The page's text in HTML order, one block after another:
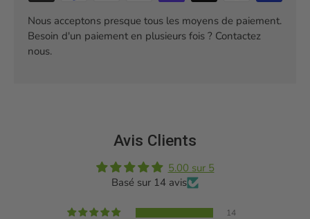
Nous acceptons presque tous les moyens de paiement.
Besoin d'un paiement en plusieurs fois ? Contactez
nous.
Avis Clients
5.00 sur 5
Basé sur 14 avis
14